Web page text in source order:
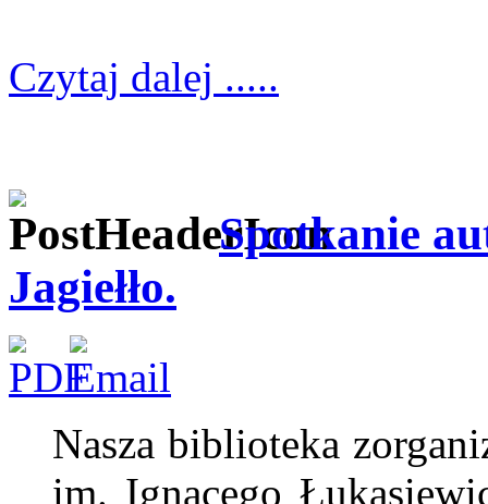
Czytaj dalej .....
Spotkanie
Jagiełło.
Nasza biblioteka
im. Ignacego